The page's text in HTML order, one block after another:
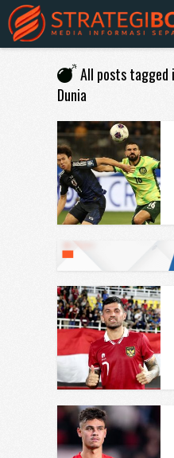
All posts tagged
Dunia